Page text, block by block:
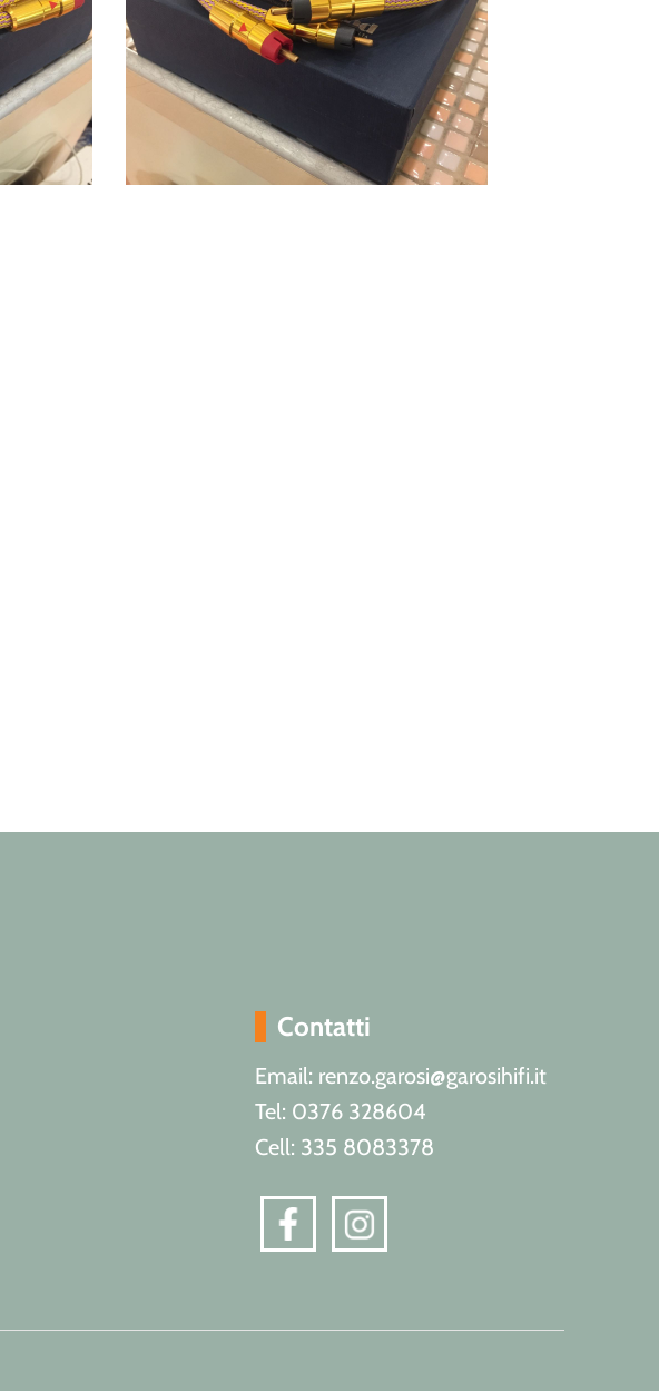
Contatti
Email: renzo.garosi@garosihifi.it
Tel: 0376 328604
Cell: 335 8083378